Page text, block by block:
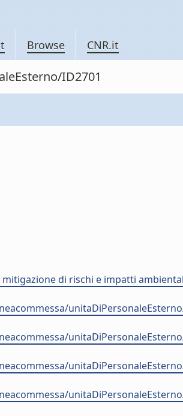
Browse CNR.it
ID2701
di rischi e impatti
unitaDiPersonaleEsterno/
unitaDiPersonaleEsterno/
unitaDiPersonaleEsterno/
unitaDiPersonaleEsterno/